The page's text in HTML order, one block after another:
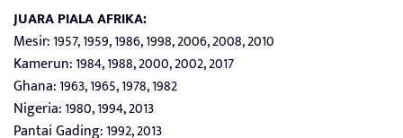
JUARA PIALA AFRIKA:
Mesir: 1957, 1959, 1986, 1998, 2006, 2008, 2010
Kamerun: 1984, 1988, 2000, 2002, 2017
Ghana: 1963, 1965, 1978, 1982
Nigeria: 1980, 1994, 2013
Pantai Gading: 1992, 2013